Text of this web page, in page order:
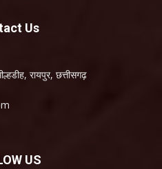
Us
रायपुर, छत्तीसगढ़
US